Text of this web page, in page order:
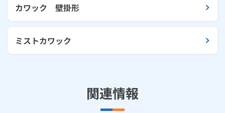
カワック 壁掛形
ミストカワック
関連情報